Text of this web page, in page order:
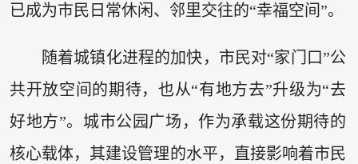
已成为市民日常休闲、邻里交往的“幸福空间”。
随着城镇化进程的加快，市民对“家门口”公
共开放空间的期待，也从“有地方去”升级为“去
好地方”。城市公园广场，作为承载这份期待的
核心载体，其建设管理的水平，直接影响着市民